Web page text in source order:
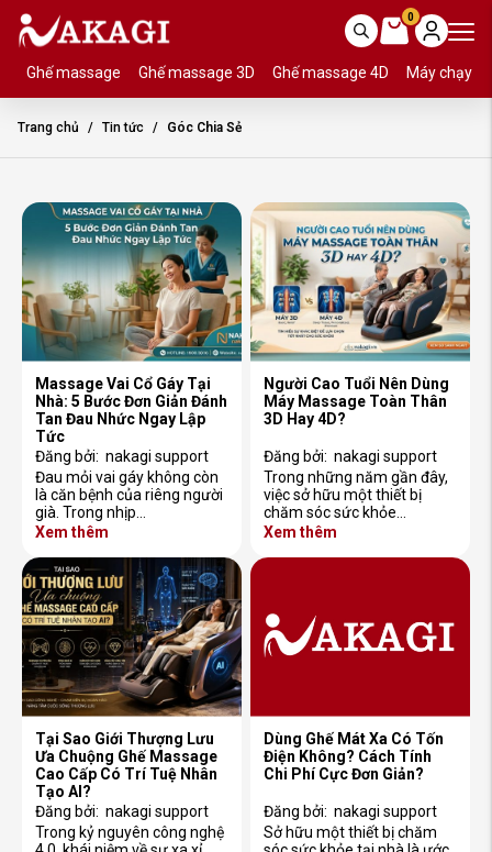
Ghế massage Ghế massage 3D Ghế massage 4D Máy chạy bộ
0
Trang chủ Tin tức Góc Chia Sẻ
Massage Vai Cổ Gáy Tại
Nhà: 5 Bước Đơn Giản Đánh
Tan Đau Nhức Ngay Lập
Tức
Đăng bởi: nakagi support
Đau mỏi vai gáy không còn
là căn bệnh của riêng người
già. Trong nhịp…
Xem thêm
Người Cao Tuổi Nên Dùng
Máy Massage Toàn Thân
3D Hay 4D?
Đăng bởi: nakagi support
Trong những năm gần đây,
việc sở hữu một thiết bị
chăm sóc sức khỏe…
Xem thêm
Tại Sao Giới Thượng Lưu
Ưa Chuộng Ghế Massage
Cao Cấp Có Trí Tuệ Nhân
Tạo AI?
Đăng bởi: nakagi support
Trong kỷ nguyên công nghệ
Dùng Ghế Mát Xa Có Tốn
Điện Không? Cách Tính
Chi Phí Cực Đơn Giản?
Đăng bởi: nakagi support
Sở hữu một thiết bị chăm